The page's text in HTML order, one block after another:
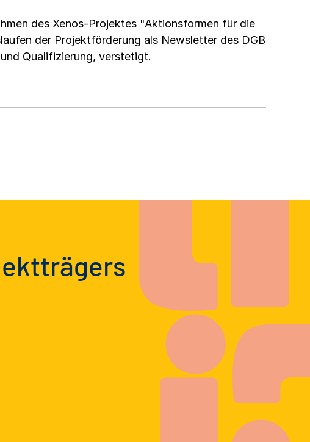
des Xenos-Projektes "Aktionsformen für die
der Projektförderung als Newsletter des DGB
Qualifizierung, verstetigt.